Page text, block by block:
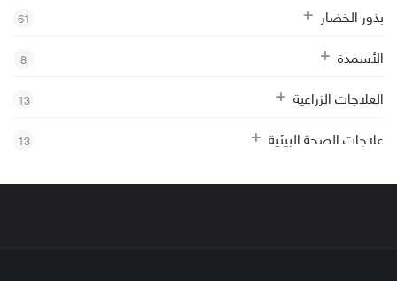
بذور الخضار 61
الأسمدة 8
العلاجات الزراعية 13
علاجات الصحة البيئية 13